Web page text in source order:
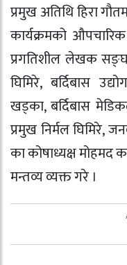
प्रमुख अतिथि हिरा
कार्यक्रमको
प्रगतिशील लेखक
घिमिरे, बर्दिबास
खड्का, बर्दिबास
प्रमुख निर्मल घिमिरे,
का कोषाध्यक्ष
मन्तव्य व्यक्त गरे ।